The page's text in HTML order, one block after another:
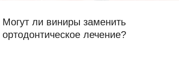
Могут ли виниры заменить
ортодонтическое лечение?